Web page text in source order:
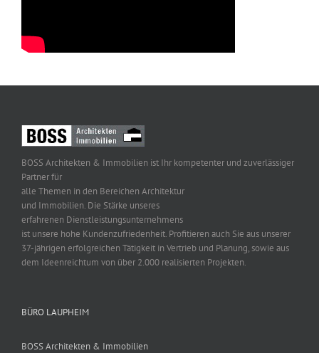
BOSS Architekten & Immobilien ist Ihr kompetenter und zuverlässiger
Partner für
alle Themen in den Bereichen Architektur
und Immobilien. Die Stärke unseres
erfahrenen Dienstleistungsunternehmens
ist unsere hohe Kundenzufriedenheit. Profitieren auch Sie aus unserer
37-jährigen erfolgreichen Tätigkeit in Vertrieb und Planung, sowie aus
dem Ideenreichtum von über 2.000 realisierten Projekten.
BÜRO LAUPHEIM
BOSS Architekten & Immobilien